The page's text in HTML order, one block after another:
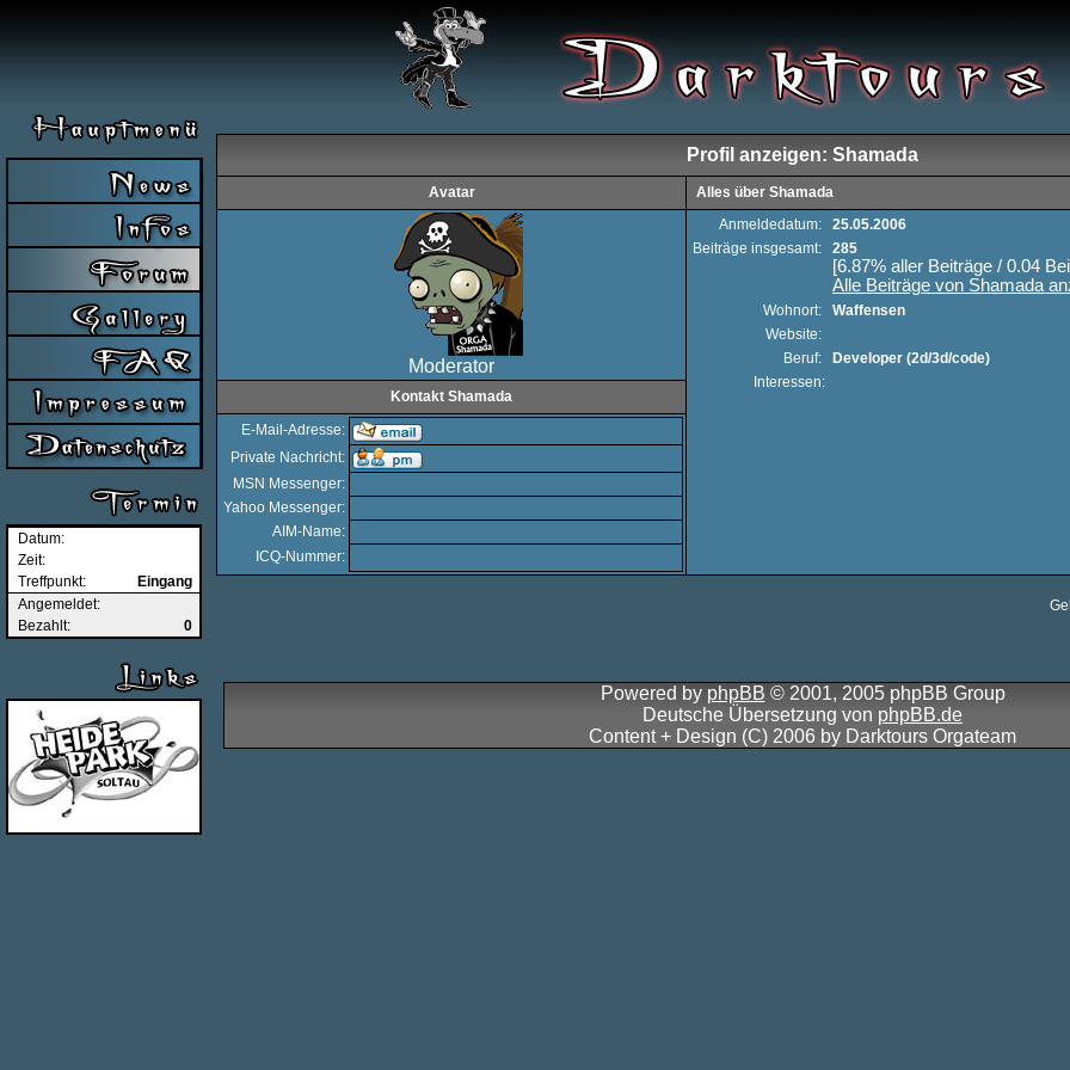
Datum:
Zeit:
Treffpunkt:
Eingang
Angemeldet:
Bezahlt:
0
Profil anzeigen: Shamada
Avatar Alles über Shamada
Moderator
Anmeldedatum:
25.05.2006
Beiträge insgesamt:
285
[6.87% aller Beiträge / 0.04
Alle Beiträge von Shamada
Wohnort:
Waffensen
Website:
Beruf:
Developer (2d/3d/code)
Interessen:
Kontakt Shamada
E-Mail-Adresse:
Private Nachricht:
MSN Messenger:
Yahoo Messenger:
AIM-Name:
ICQ-Nummer:
Powered by phpBB © 2001, 2005 phpBB Group
Deutsche Übersetzung von phpBB.de
Content + Design (C) 2006 by Darktours Orgateam